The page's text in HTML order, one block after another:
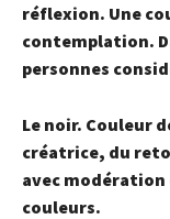
réflexion. Une
contemplation.
personnes
Le noir. Couleur
créatrice, du
avec modération
couleurs.